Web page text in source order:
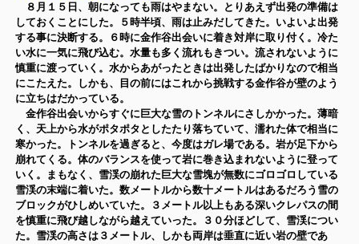
８月１５日、朝になっても雨はやまない。とりあえず出発の準備は
しておくことにした。５時半頃、雨は止みだしてきた。いよいよ出発
する事に決断する。６時に金作谷出会いに着き対岸に取り付く。冷た
い水に一気に飛び込む。水量も多く流れもきつい。流されないように
慎重に渡っていく。水からあがったときは出発したばかりなので相当
にこたえた。しかも、目の前にはこれから挑戦する金作谷が壁のよう
に立ちはだかっている。
金作谷出会いからすぐに巨大な雪のトンネルにさしかかった。薄暗
く、天上から水がポタポタとしたたり落ちていて、濡れた体で相当に
寒かった。トンネルを過ぎると、今度はガレ場である。岩が足下から
崩れてくる。体のバランスを使って岩に巻き込まれないように登って
いく。まもなく、雪渓の崩れた巨大な雪塊が無数にゴロゴロしている
雪渓の末端に着いた。数メートルから数十メートルはあるだろう雪の
ブロックがひしめいていた。３メートル以上もある深いクレパスの間
を慎重に飛び越しながら越えていった。３０分ほどして、雪渓につい
た。雪渓の高さ は３メートル、しかも両岸は垂直に近い岩の壁であ